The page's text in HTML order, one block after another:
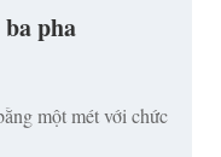
pha
một mét với chức